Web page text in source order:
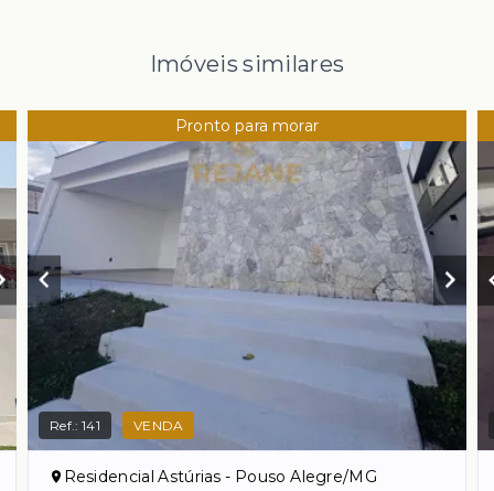
Imóveis similares
Pronto para morar
Ref.:141 VENDA
Residencial Astúrias - Pouso Alegre/MG